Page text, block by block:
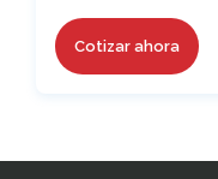
Cotizar ahora